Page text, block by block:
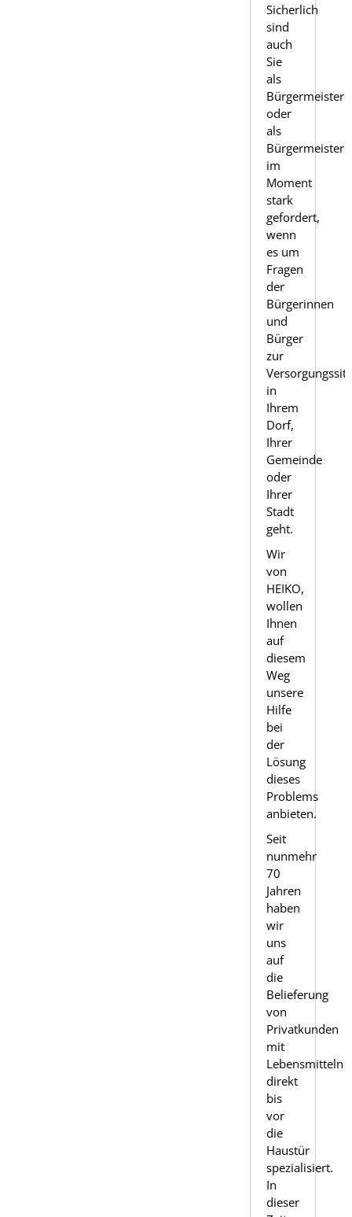
Sicherlich
sind
auch
Sie
als
oder
als
Bürgermeister
im
Moment
stark
gefordert,
wenn
es um
Fragen
der
Bürgerinnen
und
Bürger
zur
in
Ihrem
Dorf,
Ihrer
Gemeinde
oder
Ihrer
Stadt
geht.
Wir
von
HEIKO,
wollen
Ihnen
auf
diesem
Weg
unsere
Hilfe
bei
der
Lösung
dieses
Problems
anbieten.
Seit
nunmehr
70
Jahren
haben
wir
uns
auf
die
Belieferung
von
Privatkunden
mit
Lebensmitteln
direkt
bis
vor
die
Haustür
spezialisiert.
In
dieser